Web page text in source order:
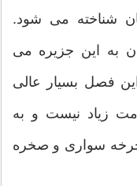
شناخته می شود.
به این جزیره می
فصل بسیار عالی
زیاد نیست و به
سواری و صخره